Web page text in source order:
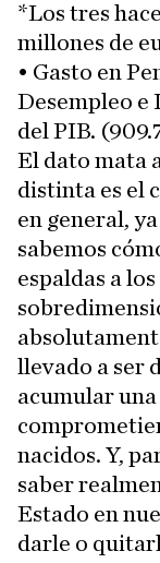
*Los tres
millones de
• Gasto en
Desempleo e
del PIB.
El dato mata
distinta es el
en general,
sabemos
espaldas a
llevado a ser
acumular
nacidos. Y,
saber
Estado en
darle o